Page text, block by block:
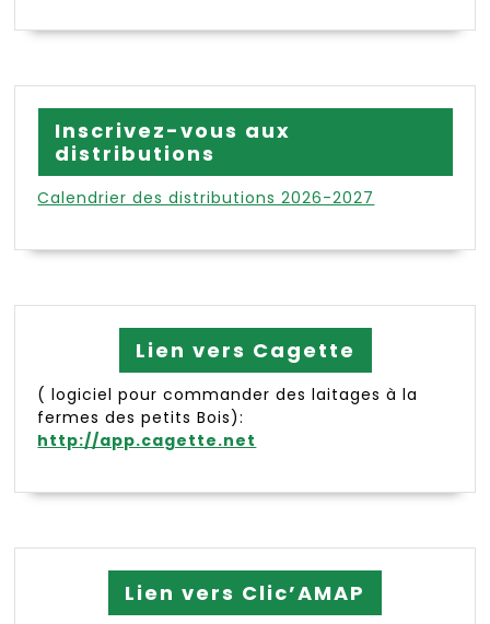
Inscrivez-vous aux
distributions
Calendrier des distributions 2026-2027
Lien vers Cagette
( logiciel pour commander des laitages à la
fermes des petits Bois):
http://app.cagette.net
Lien vers Clic’AMAP